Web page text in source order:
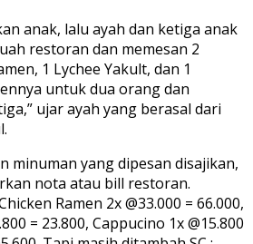
anak, lalu ayah dan ketiga anak
restoran dan memesan 2
1 Lychee Yakult, dan 1
untuk dua orang dan
ujar ayah yang berasal dari
minuman yang dipesan disajikan,
nota atau bill restoran.
Ramen 2x @33.000 = 66.000,
= 23.800, Cappucino 1x @15.800